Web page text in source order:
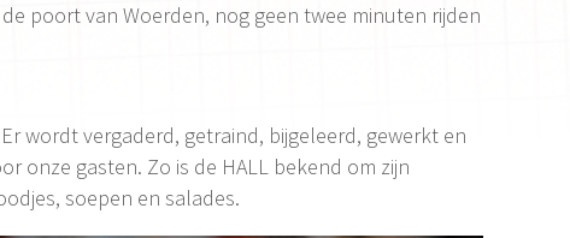
poort van Woerden, nog geen twee minuten rijden
wordt vergaderd, getraind, bijgeleerd, gewerkt en
onze gasten. Zo is de HALL bekend om zijn
soepen en salades.